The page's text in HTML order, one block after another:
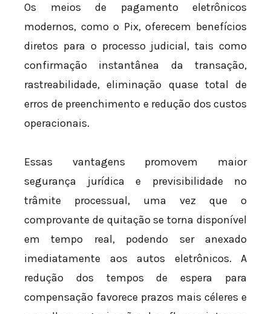
Os meios de pagamento eletrônicos
modernos, como o Pix, oferecem benefícios
diretos para o processo judicial, tais como
confirmação instantânea da transação,
rastreabilidade, eliminação quase total de
erros de preenchimento e redução dos custos
operacionais.
Essas vantagens promovem maior
segurança jurídica e previsibilidade no
trâmite processual, uma vez que o
comprovante de quitação se torna disponível
em tempo real, podendo ser anexado
imediatamente aos autos eletrônicos. A
redução dos tempos de espera para
compensação favorece prazos mais céleres e